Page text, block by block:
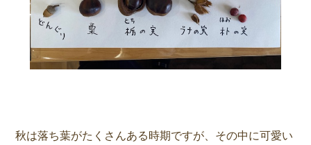
秋は落ち葉がたくさんある時期ですが、その中に可愛い